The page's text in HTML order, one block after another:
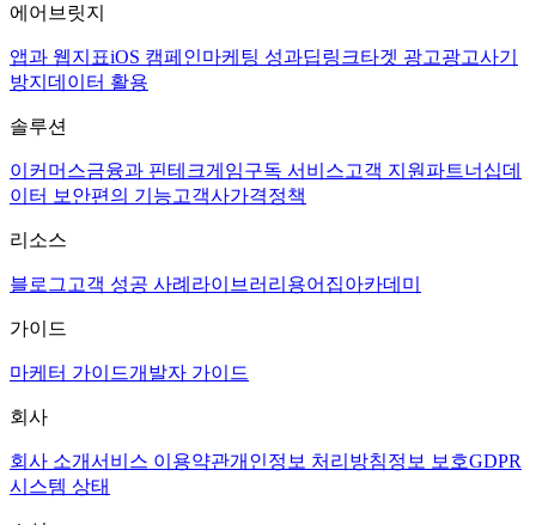
에어브릿지
앱과 웹지표iOS 캠페인마케팅 성과딥링크타겟 광고광고사기
방지 데이터 활용
솔루션
이커머스금융과 핀테크게임구독 서비스고객 지원 파트너십데
이터 보안편의 기능고객사가격정책
리소스
블로그 고객 성공 사례 라이브러리 용어집아카데미
가이드
마케터 가이드개발자 가이드
회사
회사 소개서비스 이용약관개인정보 처리방침정보 보호GDPR
시스템 상태